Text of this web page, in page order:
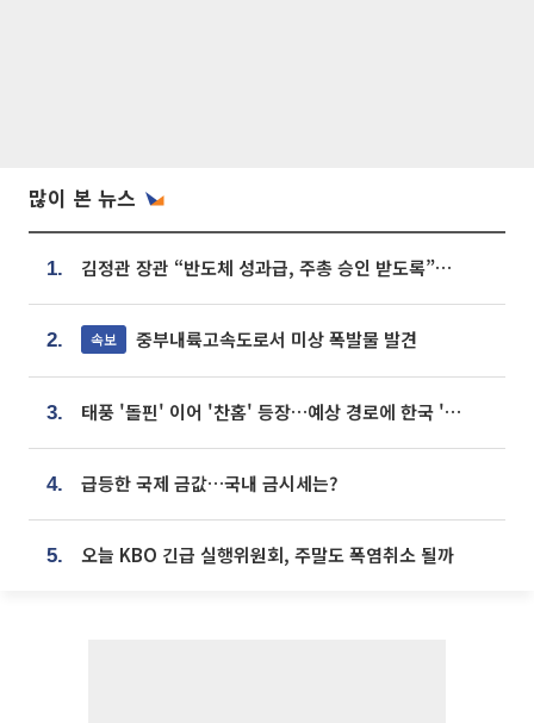
많이 본 뉴스
1. 김정관 장관 “반도체 성과급, 주총 승인 받도록”…상법·자본시장법 개정 시사
2. 속보 중부내륙고속도로서 미상 폭발물 발견
3. 태풍 '돌핀' 이어 '찬홈' 등장…예상 경로에 한국 '한숨'
4. 급등한 국제 금값…국내 금시세는?
5. 오늘 KBO 긴급 실행위원회, 주말도 폭염취소 될까